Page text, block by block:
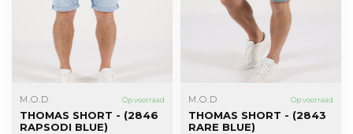
M.O.D Op voorraad
THOMAS SHORT - (2846
RAPSODI BLUE)
M.O.D Op voorraad
THOMAS SHORT - (2843
RARE BLUE)